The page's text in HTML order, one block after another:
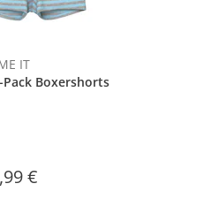
IT
Pack Boxershorts
€